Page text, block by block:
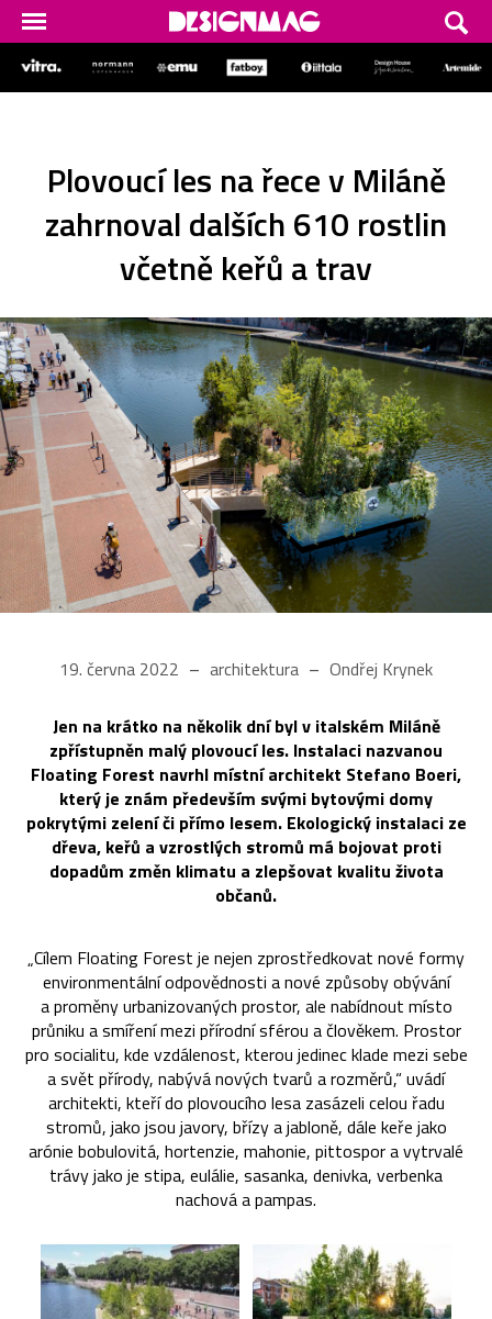
Plovoucí les na řece v Miláně
zahrnoval dalších 610 rostlin
včetně keřů a trav
19. června 2022 architektura Ondřej Krynek
Jen na krátko na několik dní byl v italském Miláně
zpřístupněn malý plovoucí les. Instalaci nazvanou
Floating Forest navrhl místní architekt Stefano Boeri,
který je znám především svými bytovými domy
pokrytými zelení či přímo lesem. Ekologický instalaci ze
dřeva, keřů a vzrostlých stromů má bojovat proti
dopadům změn klimatu a zlepšovat kvalitu života
občanů.
„Cílem Floating Forest je nejen zprostředkovat nové formy
environmentální odpovědnosti a nové způsoby obývání
a proměny urbanizovaných prostor, ale nabídnout místo
průniku a smíření mezi přírodní sférou a člověkem. Prostor
pro socialitu, kde vzdálenost, kterou jedinec klade mezi sebe
a svět přírody, nabývá nových tvarů a rozměrů,“ uvádí
architekti, kteří do plovoucího lesa zasázeli celou řadu
stromů, jako jsou javory, břízy a jabloně, dále keře jako
arónie bobulovitá, hortenzie, mahonie, pittospor a vytrvalé
trávy jako je stipa, eulálie, sasanka, denivka, verbenka
nachová a pampas.